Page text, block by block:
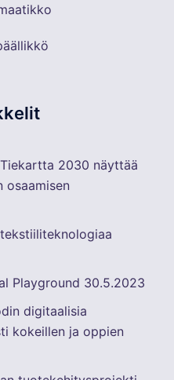
2030 näyttää
osaamisen
Playground 30.5.2023
digitaalisia
kokeillen ja oppien